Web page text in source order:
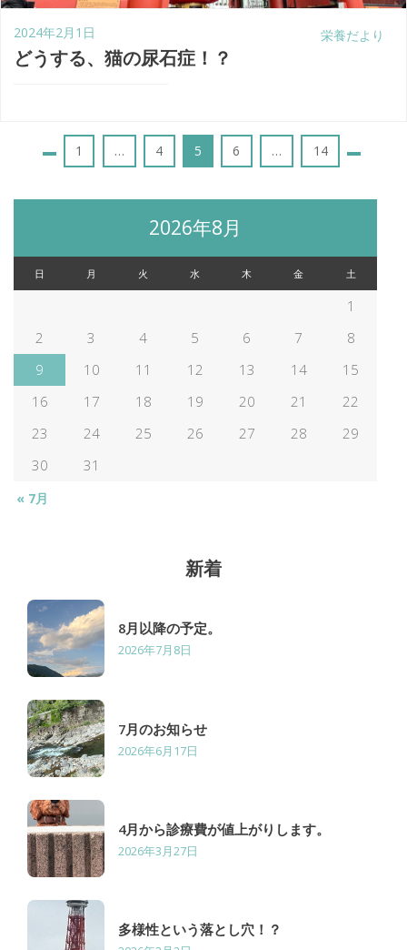
栄養だより
2024年2月1日
どうする、猫の尿石症！？
稿
の
ー
ジ
送
り
Page
1 … Page
4 5 Page
6 … Page
14
2026年8月
日 月 火 水 木 金 土
1
2
3 4 5 6 7
8
9
10 11 12 13 14
15
16
17 18 19 20 21
22
23
24 25 26 27 28
29
30
31
« 7月
新着
8月以降の予定。
2026年7月8日
7月のお知らせ
2026年6月17日
4月から診療費が値上がりします。
2026年3月27日
多様性という落とし穴！？